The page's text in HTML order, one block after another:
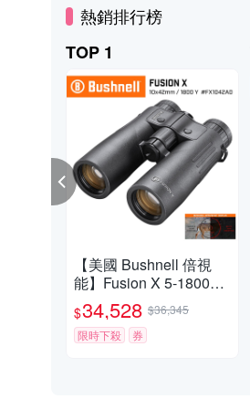
熱銷排行榜
TOP 1
【美國 Bushnell 倍視
能】Fusion X 5-1800碼
10x42mm 智慧顯色雷射
測距雙筒望遠鏡 FX104
2AD
$34,528 $36,345
限時下殺
券